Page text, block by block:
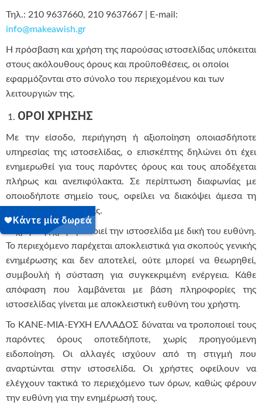
Τηλ.: 210 9637660, 210 9637667 | E-mail:
info@makeawish.gr
Η πρόσβαση και χρήση της παρούσας ιστοσελίδας υπόκειται
στους ακόλουθους όρους και προϋποθέσεις, οι οποίοι
εφαρμόζονται στο σύνολο του περιεχομένου και των
λειτουργιών της.
ΟΡΟΙ ΧΡΗΣΗΣ
Με την είσοδο, περιήγηση ή αξιοποίηση οποιασδήποτε
υπηρεσίας της ιστοσελίδας, ο επισκέπτης δηλώνει ότι έχει
ενημερωθεί για τους παρόντες όρους και τους αποδέχεται
πλήρως και ανεπιφύλακτα. Σε περίπτωση διαφωνίας με
οποιοδήποτε σημείο τους, οφείλει να διακόψει άμεσα τη
χρήση της ιστοσελίδας.
Ο χρήστης χρησιμοποιεί την ιστοσελίδα με δική του ευθύνη.
Το περιεχόμενο παρέχεται αποκλειστικά για σκοπούς γενικής
ενημέρωσης και δεν αποτελεί, ούτε μπορεί να θεωρηθεί,
συμβουλή ή σύσταση για συγκεκριμένη ενέργεια. Κάθε
απόφαση που λαμβάνεται με βάση πληροφορίες της
ιστοσελίδας γίνεται με αποκλειστική ευθύνη του χρήστη.
Το ΚΑΝΕ-ΜΙΑ-ΕΥΧΗ ΕΛΛΑΔΟΣ δύναται να τροποποιεί τους
παρόντες όρους οποτεδήποτε, χωρίς προηγούμενη
ειδοποίηση. Οι αλλαγές ισχύουν από τη στιγμή που
αναρτώνται στην ιστοσελίδα. Οι χρήστες οφείλουν να
ελέγχουν τακτικά το περιεχόμενο των όρων, καθώς φέρουν
την ευθύνη για την ενημέρωσή τους.